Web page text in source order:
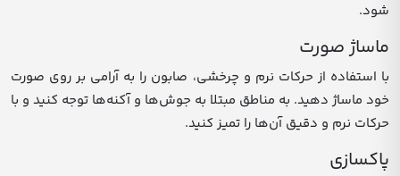
شود.
ماساژ صورت
با استفاده از حرکات نرم و چرخشی، صابون را به آرامی بر روی صورت
خود ماساژ دهید. به مناطق مبتلا به جوش‌ها و آکنه‌ها توجه کنید و با
حرکات نرم و دقیق آن‌ها را تمیز کنید.
پاکسازی